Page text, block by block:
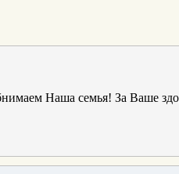
Наша семья! За Ваше